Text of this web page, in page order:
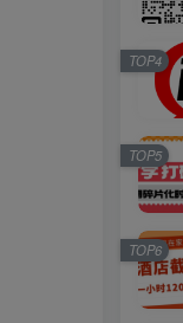
TOP4
TOP5
TOP6